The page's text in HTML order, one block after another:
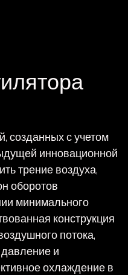
созданных с учетом
инновационной
трение воздуха,
оборотов
минимального
конструкция
потока,
давление и
охлаждение в